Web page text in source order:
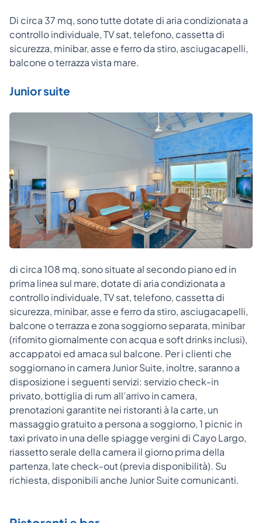
Di circa 37 mq, sono tutte dotate di aria condizionata a
controllo individuale, TV sat, telefono, cassetta di
sicurezza, minibar, asse e ferro da stiro, asciugacapelli,
balcone o terrazza vista mare.
Junior suite
di circa 108 mq, sono situate al secondo piano ed in
prima linea sul mare, dotate di aria condizionata a
controllo individuale, TV sat, telefono, cassetta di
sicurezza, minibar, asse e ferro da stiro, asciugacapelli,
balcone o terrazza e zona soggiorno separata, minibar
(rifornito giornalmente con acqua e soft drinks inclusi),
accappatoi ed amaca sul balcone. Per i clienti che
soggiornano in camera Junior Suite, inoltre, saranno a
disposizione i seguenti servizi: servizio check-in
privato, bottiglia di rum all’arrivo in camera,
prenotazioni garantite nei ristoranti à la carte, un
massaggio gratuito a persona a soggiorno, 1 picnic in
taxi privato in una delle spiagge vergini di Cayo Largo,
riassetto serale della camera il giorno prima della
partenza, late check-out (previa disponibilità). Su
richiesta, disponibili anche Junior Suite comunicanti.